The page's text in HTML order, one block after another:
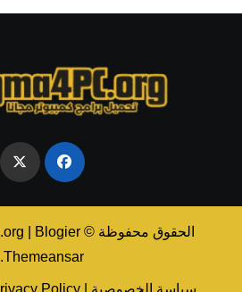
الحقوق محفوظة © sigma4pc.org Blogier
Themeansar
.